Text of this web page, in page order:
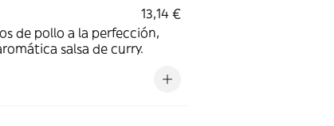
13,14 €
de pollo a la perfección,
salsa de curry.